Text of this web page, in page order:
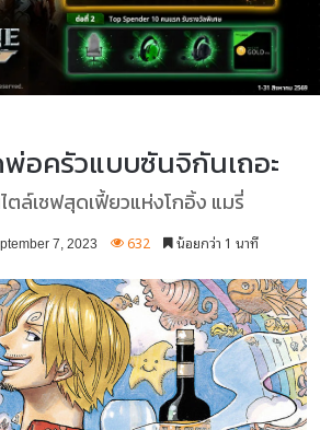
อครัวแบบซันจิกันเถอะ
ตล์เชฟสุดเฟี้ยวแห่งโกอิ้ง แมรี่
7, 2023 632 น้อยกว่า 1 นาที